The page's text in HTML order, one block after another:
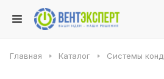
Главная Каталог Системы